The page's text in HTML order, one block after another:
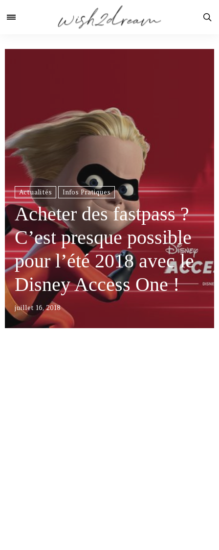
Actualités Infos Pratiques
Acheter des fastpass ?
C’est presque possible
pour l’été 2018 avec le
Disney Access One !
juillet 16, 2018